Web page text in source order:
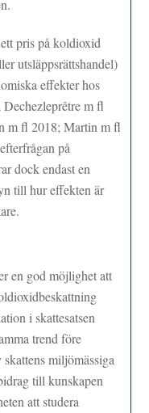
pris på koldioxid
utsläppsrättshandel)
effekter hos
m fl
m fl 2018; Martin m fl
på
dock endast en
till hur effekten är
en god möjlighet att
i skattesatsen
trend före
miljömässiga
till kunskapen
att studera